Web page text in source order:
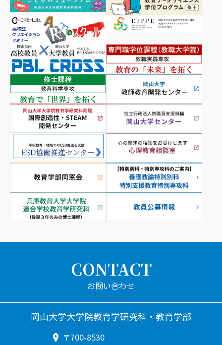
CONTACT
岡山大学大学院教育学研究科・教育学部
〒700-8530